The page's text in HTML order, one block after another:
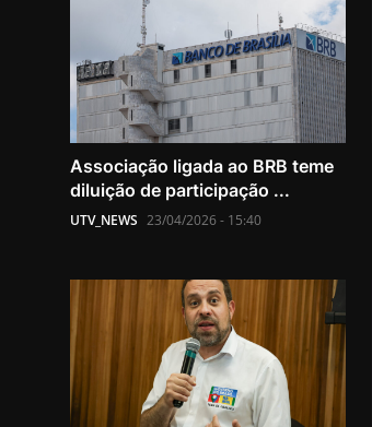
Associação ligada ao BRB teme
diluição de participação ...
UTV_NEWS 23/04/2026 - 15:40